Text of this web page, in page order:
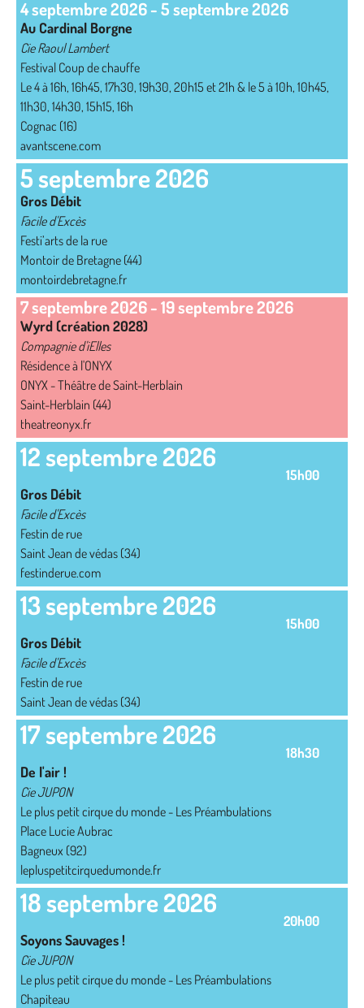
4 septembre 2026-5 septembre 2026
Au Cardinal Borgne
Cie Raoul Lambert
Festival Coup de chauffe
Le 4 à 16h, 16h45, 17h30, 19h30, 20h15 et 21h & le 5 à 10h, 10h45,
11h30, 14h30, 15h15, 16h
Cognac (16)
avantscene.com
5 septembre 2026
Gros Débit
Facile d'Excès
Festi’arts de la rue
Montoir de Bretagne (44)
montoirdebretagne.fr
7 septembre 2026-19 septembre 2026
Wyrd (création 2028)
Compagnie d'iElles
Résidence à l'ONYX
ONYX - Théâtre de Saint-Herblain
Saint-Herblain (44)
theatreonyx.fr
12 septembre 2026
15h00
Gros Débit
Facile d'Excès
Festin de rue
Saint Jean de védas (34)
festinderue.com
13 septembre 2026
15h00
Gros Débit
Facile d'Excès
Festin de rue
Saint Jean de védas (34)
17 septembre 2026
18h30
De l'air !
Cie JUPON
Le plus petit cirque du monde - Les Préambulations
Place Lucie Aubrac
Bagneux (92)
lepluspetitcirquedumonde.fr
18 septembre 2026
20h00
Soyons Sauvages !
Cie JUPON
Le plus petit cirque du monde - Les Préambulations
Chapiteau